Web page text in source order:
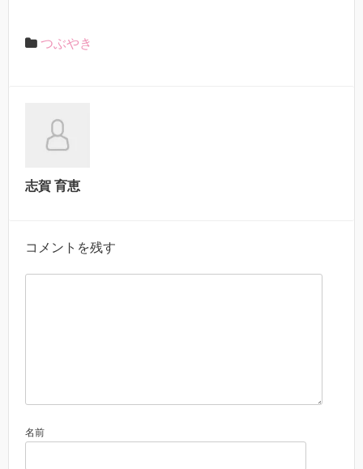
つぶやき
志賀 育恵
コメントを残す
名前